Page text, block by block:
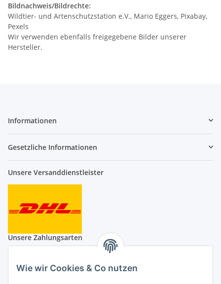
Wie wir Cookies & Co nutzen
Bildnachweis/Bildrechte:
Wildtier- und Artenschutzstation e.V., Mario Eggers, Pixabay,
Pexels
Wir verwenden ebenfalls freigegebene Bilder unserer
Hersteller.
Informationen
Gesetzliche Informationen
Unsere Versanddienstleister
Unsere Zahlungsarten